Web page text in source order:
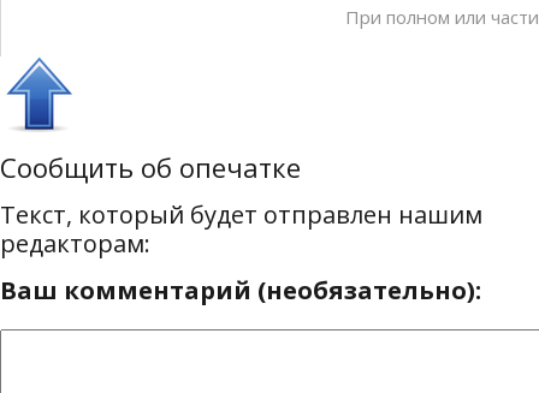
При полном или
Сообщить об опечатке
Текст, который будет отправлен нашим
редакторам:
Ваш комментарий (необязательно):